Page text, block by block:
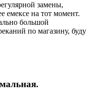
замены,
емексе на тот момент.
большой
по магазину, буду